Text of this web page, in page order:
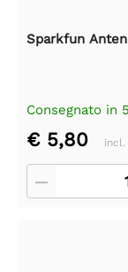
Sparkfun
Consegnato in
€ 5,80 incl.